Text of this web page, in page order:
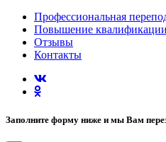
Профессиональная
Повышение квалификации
Отзывы
Контакты
Заполните форму ниже и мы Вам